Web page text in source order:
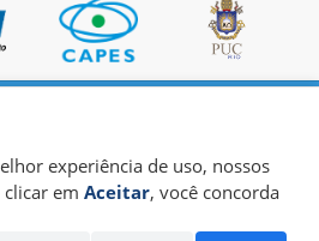
experiência de uso, nossos
em Aceitar, você concorda